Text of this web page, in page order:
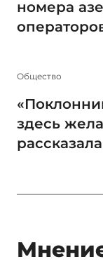
номера
Общество
здесь